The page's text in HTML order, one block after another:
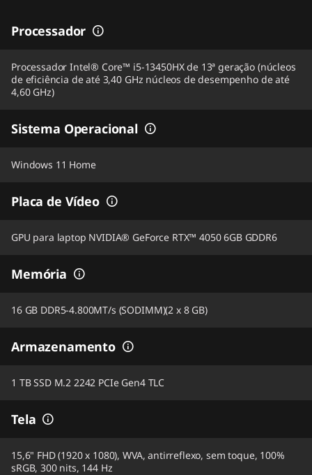
Processador
Processador Intel® Core™ i5-13450HX de 13ª geração (núcleos
de eficiência de até 3,40 GHz núcleos de desempenho de até
4,60 GHz)
Sistema Operacional
Windows 11 Home
Placa de Vídeo
GPU para laptop NVIDIA® GeForce RTX™ 4050 6GB GDDR6
Memória
16 GB DDR5-4.800MT/s (SODIMM)(2 x 8 GB)
Armazenamento
1 TB SSD M.2 2242 PCIe Gen4 TLC
Tela
15,6" FHD (1920 x 1080), WVA, antirreflexo, sem toque, 100%
sRGB, 300 nits, 144 Hz